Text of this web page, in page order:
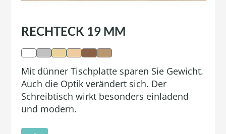
RECHTECK 19 MM
Mit dünner Tischplatte sparen Sie Gewicht.
Auch die Optik verändert sich. Der
Schreibtisch wirkt besonders einladend
und modern.